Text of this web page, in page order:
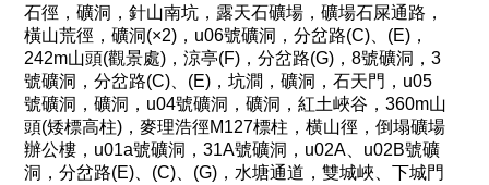
石徑，礦洞，針山南坑，露天石礦場，礦場石屎通路，
橫山荒徑，礦洞(×2)，u06號礦洞，分岔路(C)、(E)，
242m山頭(觀景處)，涼亭(F)，分岔路(G)，8號礦洞，3
號礦洞，分岔路(C)、(E)，坑澗，礦洞，石天門，u05
號礦洞，礦洞，u04號礦洞，礦洞，紅土峽谷，360m山
頭(矮標高柱)，麥理浩徑M127標柱，横山徑，倒塌礦場
辦公樓，u01a號礦洞，31A號礦洞，u02A、u02B號礦
洞，分岔路(E)、(C)、(G)，水塘通道，雙城峽、下城門